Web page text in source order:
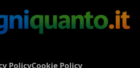
PolicyCookie Policy